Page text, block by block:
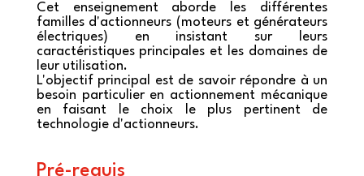
Cet enseignement aborde les différentes
familles d'actionneurs (moteurs et générateurs
électriques) en insistant sur leurs
caractéristiques principales et les domaines de
leur utilisation.
L'objectif principal est de savoir répondre à un
besoin particulier en actionnement mécanique
en faisant le choix le plus pertinent de
technologie d'actionneurs.
Pré-requis